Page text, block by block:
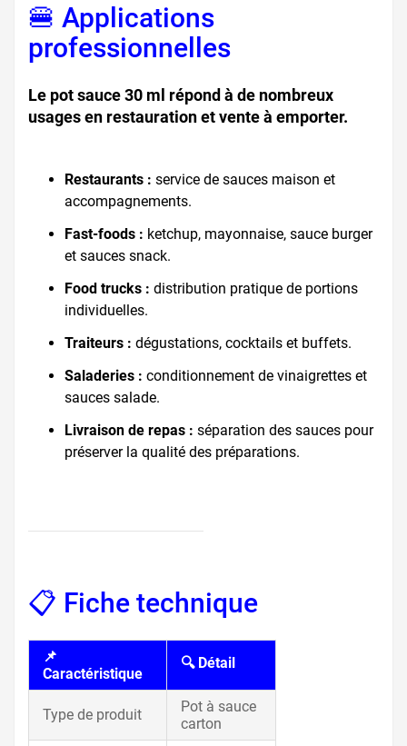
🍔 Applications
professionnelles
Le pot sauce 30 ml répond à de nombreux
usages en restauration et vente à emporter.
Restaurants : service de sauces maison et
accompagnements.
Fast-foods : ketchup, mayonnaise, sauce burger
et sauces snack.
Food trucks : distribution pratique de portions
individuelles.
Traiteurs : dégustations, cocktails et buffets.
Saladeries : conditionnement de vinaigrettes et
sauces salade.
Livraison de repas : séparation des sauces pour
préserver la qualité des préparations.
📋 Fiche technique
📌
Caractéristique
🔍 Détail
Type de produit
Pot à sauce
carton